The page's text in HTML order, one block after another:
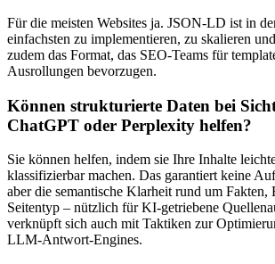
Für die meisten Websites ja. JSON‑LD ist in
einfachsten zu implementieren, zu skalieren
zudem das Format, das SEO‑Teams für
Ausrollungen bevorzugen.
Können strukturierte Daten bei
ChatGPT oder Perplexity helfen?
Sie können helfen, indem sie Ihre Inhalte
klassifizierbar machen. Das garantiert keine
aber die semantische Klarheit rund um Fakten,
Seitentyp – nützlich für KI‑getriebene
verknüpft sich auch mit Taktiken zur
LLM‑Antwort‑Engines.